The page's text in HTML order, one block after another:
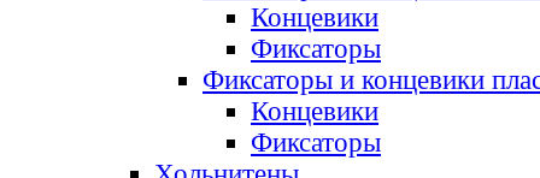
Концевики
Фиксаторы
Фиксаторы и концевики
Концевики
Фиксаторы